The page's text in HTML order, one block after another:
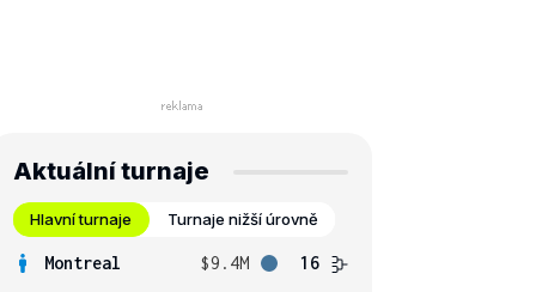
Aktuální turnaje
Hlavní turnaje Turnaje nižší úrovně
Montreal $9.4M
16